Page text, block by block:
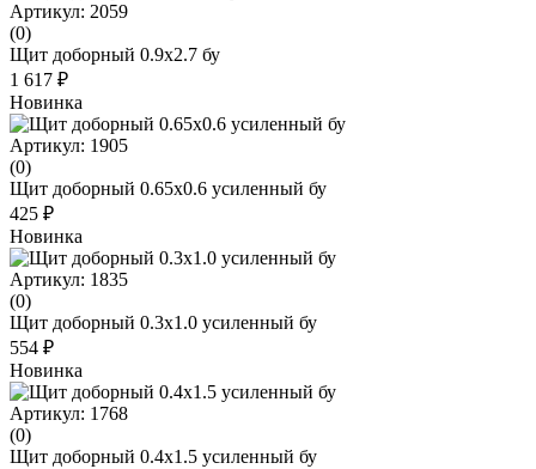
Артикул: 2059
(0)
Щит доборный 0.9x2.7 бу
1 617 ₽
Новинка
Артикул: 1905
(0)
Щит доборный 0.65х0.6 усиленный бу
425 ₽
Новинка
Артикул: 1835
(0)
Щит доборный 0.3х1.0 усиленный бу
554 ₽
Новинка
Артикул: 1768
(0)
Щит доборный 0.4х1.5 усиленный бу